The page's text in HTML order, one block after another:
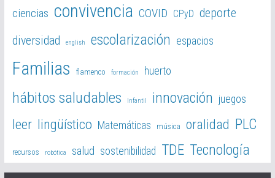
ciencias convivencia COVID CPyD deporte
diversidad english escolarización espacios
Familias flamenco formación huerto
hábitos saludables Infantil innovación juegos
leer lingüístico Matemáticas música oralidad PLC
recursos robótica salud sostenibilidad TDE Tecnología